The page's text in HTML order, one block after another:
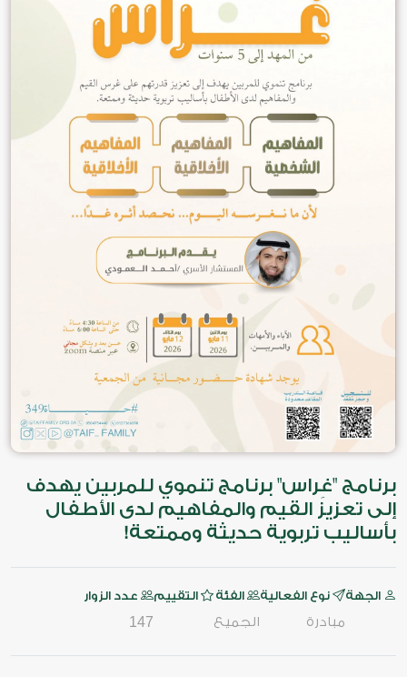
برنامج "غِراس" برنامج تنموي للمربين يهدف
إلى تعزيز القيم والمفاهيم لدى الأطفال
بأساليب تربوية حديثة وممتعة!
الجهة نوع الفعالية
مبادرة
الفئة
الجميع
التقييم عدد الزوار
147